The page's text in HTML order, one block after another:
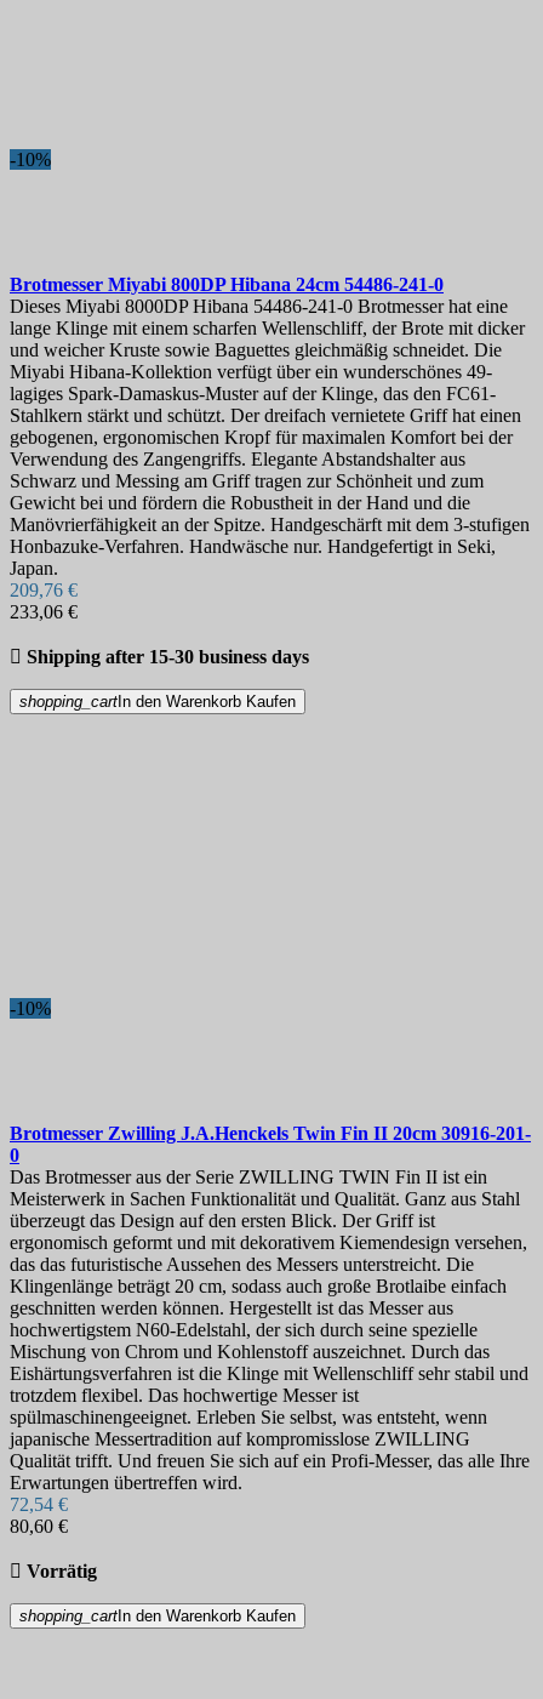
-10%
Brotmesser Miyabi 800DP Hibana 24cm 54486-241-0
Dieses Miyabi 8000DP Hibana 54486-241-0 Brotmesser hat eine
lange Klinge mit einem scharfen Wellenschliff, der Brote mit dicker
und weicher Kruste sowie Baguettes gleichmäßig schneidet. Die
Miyabi Hibana-Kollektion verfügt über ein wunderschönes 49-
lagiges Spark-Damaskus-Muster auf der Klinge, das den FC61-
Stahlkern stärkt und schützt. Der dreifach vernietete Griff hat einen
gebogenen, ergonomischen Kropf für maximalen Komfort bei der
Verwendung des Zangengriffs. Elegante Abstandshalter aus
Schwarz und Messing am Griff tragen zur Schönheit und zum
Gewicht bei und fördern die Robustheit in der Hand und die
Manövrierfähigkeit an der Spitze. Handgeschärft mit dem 3-stufigen
Honbazuke-Verfahren. Handwäsche nur. Handgefertigt in Seki,
Japan.
209,76 €
233,06 €
 Shipping after 15-30 business days
shopping_cart In den Warenkorb Kaufen
-10%
Brotmesser Zwilling J.A.Henckels Twin Fin II 20cm 30916-201-
0
Das Brotmesser aus der Serie ZWILLING TWIN Fin II ist ein
Meisterwerk in Sachen Funktionalität und Qualität. Ganz aus Stahl
überzeugt das Design auf den ersten Blick. Der Griff ist
ergonomisch geformt und mit dekorativem Kiemendesign versehen,
das das futuristische Aussehen des Messers unterstreicht. Die
Klingenlänge beträgt 20 cm, sodass auch große Brotlaibe einfach
geschnitten werden können. Hergestellt ist das Messer aus
hochwertigstem N60-Edelstahl, der sich durch seine spezielle
Mischung von Chrom und Kohlenstoff auszeichnet. Durch das
Eishärtungsverfahren ist die Klinge mit Wellenschliff sehr stabil und
trotzdem flexibel. Das hochwertige Messer ist
spülmaschinengeeignet. Erleben Sie selbst, was entsteht, wenn
japanische Messertradition auf kompromisslose ZWILLING
Qualität trifft. Und freuen Sie sich auf ein Profi-Messer, das alle Ihre
Erwartungen übertreffen wird.
72,54 €
80,60 €
 Vorrätig
shopping_cart In den Warenkorb Kaufen